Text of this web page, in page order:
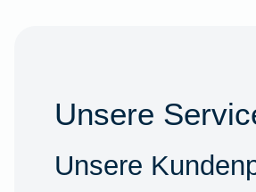
Unsere
Unsere